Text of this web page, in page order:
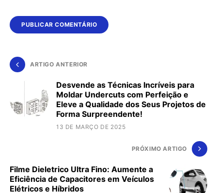
ARTIGO ANTERIOR
Desvende as Técnicas Incríveis para
Moldar Undercuts com Perfeição e
Eleve a Qualidade dos Seus Projetos de
Forma Surpreendente!
13 DE MARÇO DE 2025
PRÓXIMO ARTIGO
Filme Dieletrico Ultra Fino: Aumente a
Eficiência de Capacitores em Veículos
Elétricos e Híbridos